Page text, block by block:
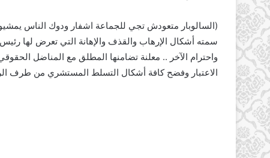
(السالوبار متعودش تجي للجماعة اشفار ودوك الناس يمشيو
سمته أشكال الإرهاب والقذف والإهانة التي تعرض لها
واحترام الآخر .. معلنة تضامنها المطلق مع المناضل
الاعتبار وفضح كافة أشكال التسلط المستشري من طرف